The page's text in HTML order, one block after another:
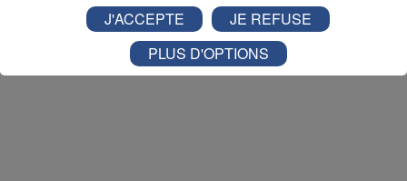
J'ACCEPTE
JE REFUSE
PLUS D'OPTIONS